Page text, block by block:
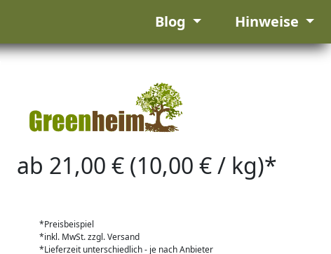
Blog Hinweise
ab 21,00 € (10,00 € / kg)*
*Preisbeispiel
*inkl. MwSt. zzgl. Versand
*Lieferzeit unterschiedlich - je nach Anbieter